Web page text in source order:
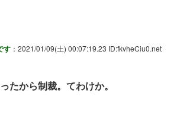
す ：2021/01/09(土) 00:07:19.23 ID:fkvheCiu0.net
たから制裁。てわけか。